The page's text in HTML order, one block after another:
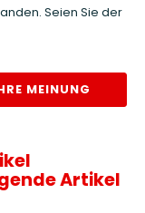
Seien Sie der
MEINUNG
Artikel